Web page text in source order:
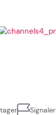
Signaler